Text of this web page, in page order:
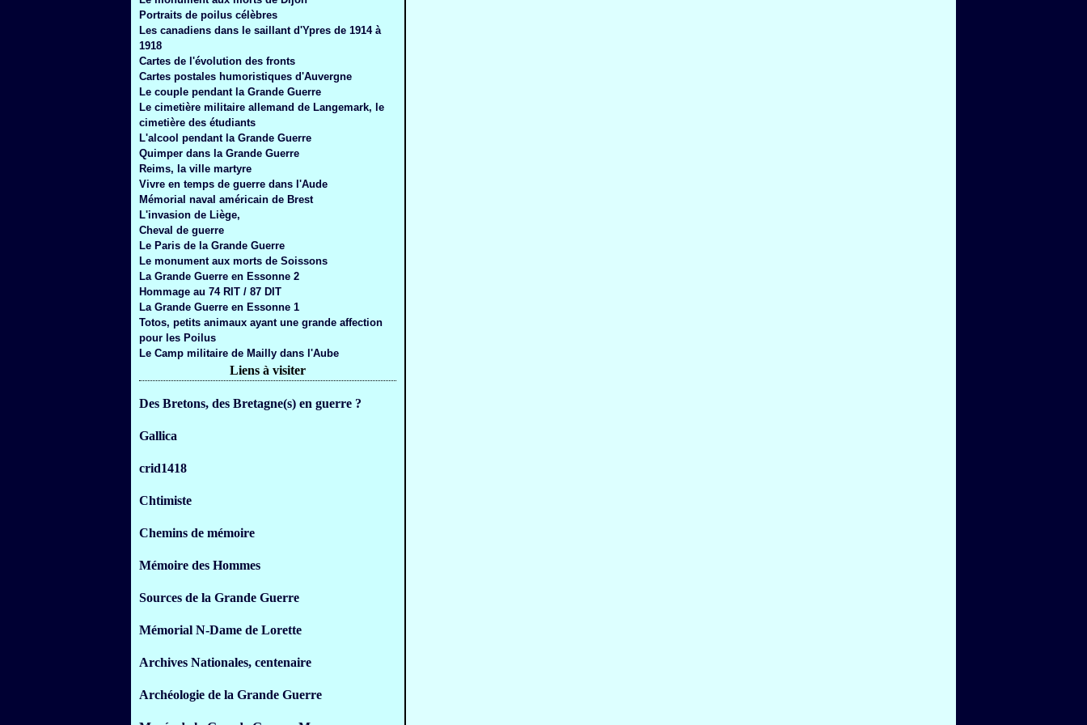
Portraits de poilus célèbres
Les canadiens dans le saillant d'Ypres de 1914 à
1918
Cartes de l'évolution des fronts
Cartes postales humoristiques d'Auvergne
Le couple pendant la Grande Guerre
Le cimetière militaire allemand de Langemark, le
cimetière des étudiants
L'alcool pendant la Grande Guerre
Quimper dans la Grande Guerre
Reims, la ville martyre
Vivre en temps de guerre dans l'Aude
Mémorial naval américain de Brest
L'invasion de Liège,
Cheval de guerre
Le Paris de la Grande Guerre
Le monument aux morts de Soissons
La Grande Guerre en Essonne 2
Hommage au 74 RIT / 87 DIT
La Grande Guerre en Essonne 1
Totos, petits animaux ayant une grande affection
pour les Poilus
Le Camp militaire de Mailly dans l'Aube
Liens à visiter
Des Bretons, des Bretagne(s) en guerre ?
Gallica
crid1418
Chtimiste
Chemins de mémoire
Mémoire des Hommes
Sources de la Grande Guerre
Mémorial N-Dame de Lorette
Archives Nationales, centenaire
Archéologie de la Grande Guerre